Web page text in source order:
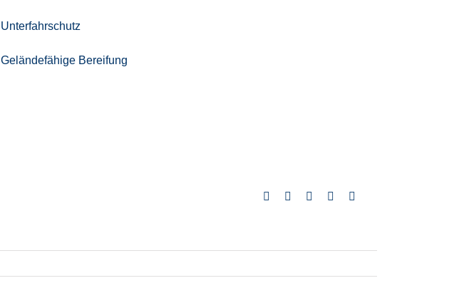
Unterfahrschutz
Geländefähige Bereifung